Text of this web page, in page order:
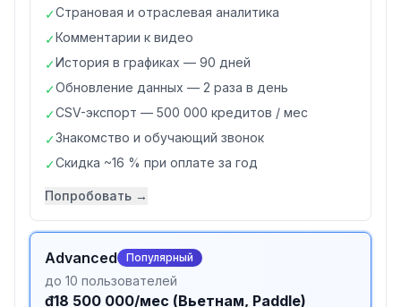
✓Страновая и отраслевая аналитика
✓Комментарии к видео
✓История в графиках — 90 дней
✓Обновление данных — 2 раза в день
✓CSV-экспорт — 500 000 кредитов / мес
✓Знакомство и обучающий звонок
✓Скидка ~16 % при оплате за год
Попробовать →
Advanced Популярный
до 10 пользователей
₫18 500 000/мес (Вьетнам, Paddle)